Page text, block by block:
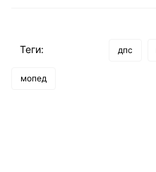
Теги: дпс
мопед